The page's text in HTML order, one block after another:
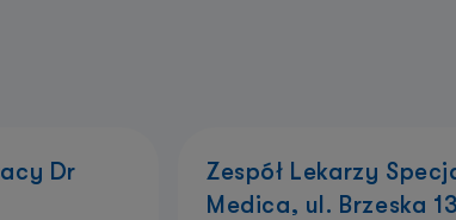
Dr
Zespół Lekarzy
Medica, ul. Brzeska